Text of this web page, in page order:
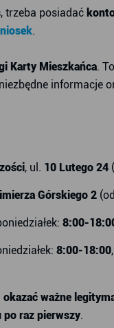
, trzeba posiadać
.
Karty Mieszkańca.
informacje
, ul. 10 Lutego 24
Górskiego 2
8:00-
8:00-18:00
okazać ważne
po raz pierwszy.